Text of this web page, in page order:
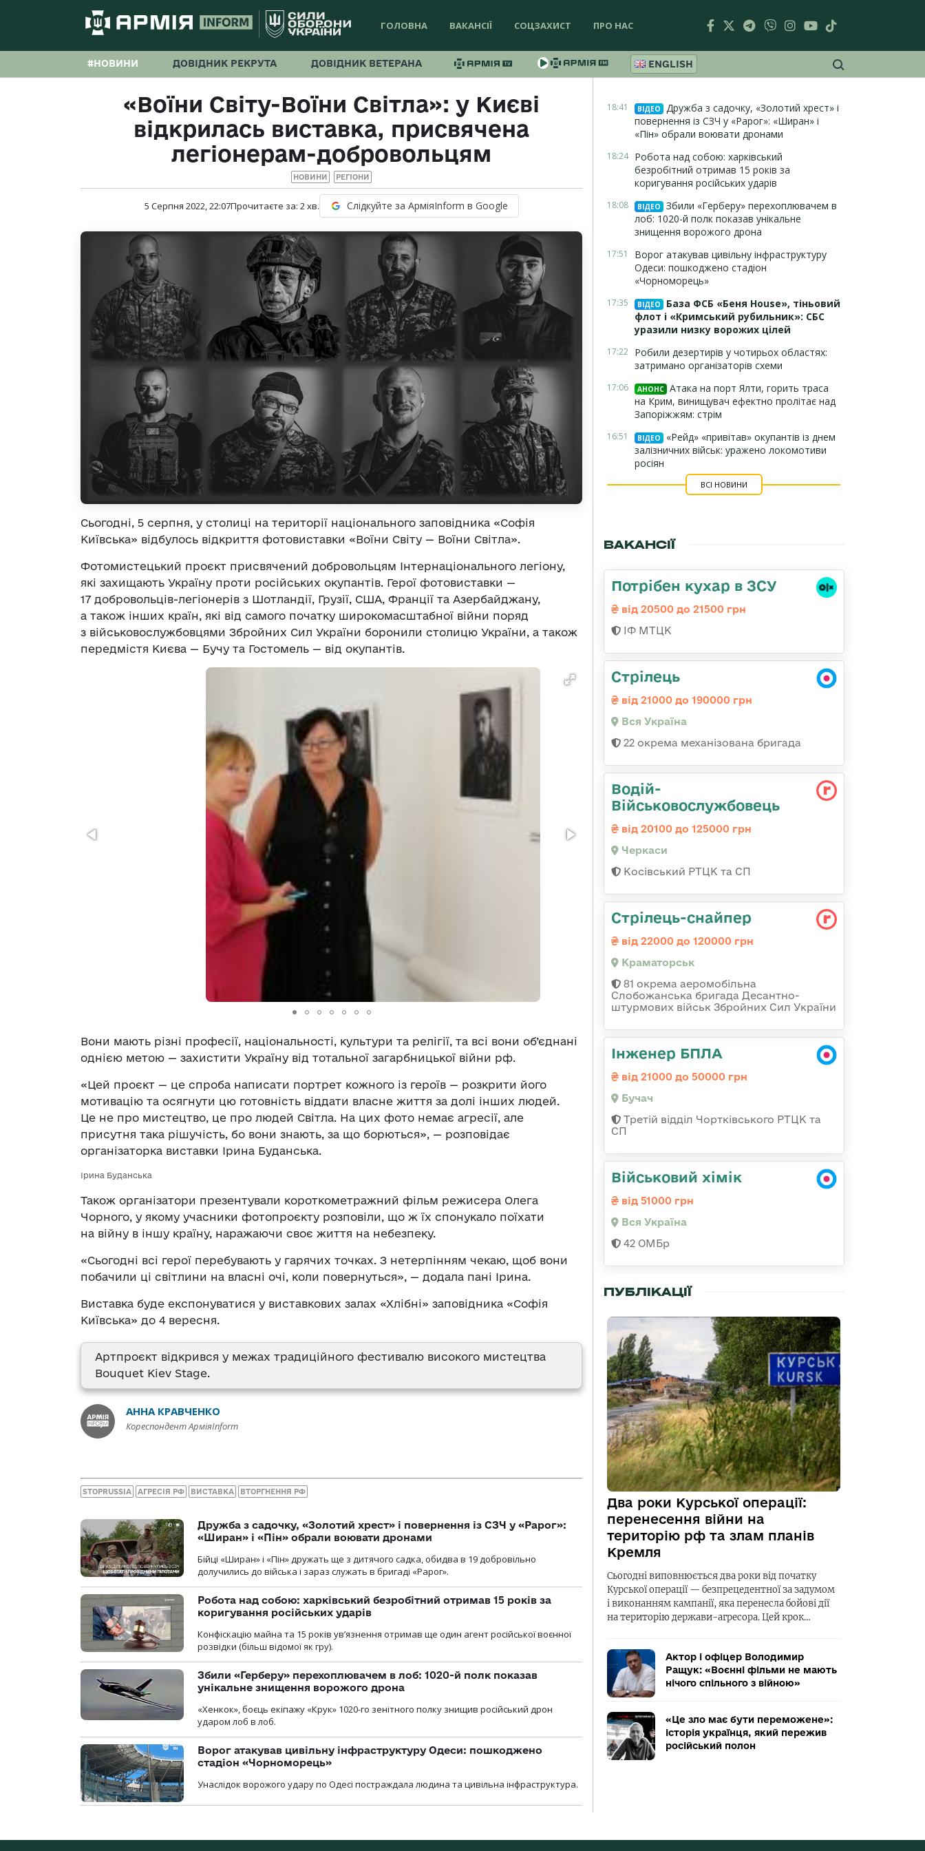
ГОЛОВНА ВАКАНСІЇ СОЦЗАХИСТ ПРО НАС
#НОВИНИ ДОВІДНИК РЕКРУТА ДОВІДНИК ВЕТЕРАНА ENGLISH
«Воїни Світу-Воїни Світла»: у Києві
відкрилась виставка, присвячена
легіонерам-добровольцям
НОВИНИ РЕГІОНИ
5 Серпня 2022, 22:07Прочитаєте за: 2хв. Слідкуйте за АрміяInform в Google
Сьогодні, 5 серпня, у столиці на території національного заповідника «Софія
Київська» відбулось відкриття фотовиставки «Воїни Світу — Воїни Світла».
Фотомистецький проєкт присвячений добровольцям Інтернаціонального легіону,
які захищають Україну проти російських окупантів. Герої фотовиставки —
17 добровольців-легіонерів з Шотландії, Грузії, США, Франції та Азербайджану,
а також інших країн, які від самого початку широкомасштабної війни поряд
з військовослужбовцями Збройних Сил України боронили столицю України, а також
передмістя Києва — Бучу та Гостомель — від окупантів.
Вони мають різні професії, національності, культури та релігії, та всі вони об’єднані
однією метою — захистити Україну від тотальної загарбницької війни рф.
«Цей проєкт — це спроба написати портрет кожного із героїв — розкрити його
мотивацію та осягнути цю готовність віддати власне життя за долі інших людей.
Це не про мистецтво, це про людей Світла. На цих фото немає агресії, але
присутня така рішучість, бо вони знають, за що борються», — розповідає
організаторка виставки Ірина Буданська.
Ірина Буданська
Також організатори презентували короткометражний фільм режисера Олега
Чорного, у якому учасники фотопроєкту розповіли, що ж їх спонукало поїхати
на війну в іншу країну, наражаючи своє життя на небезпеку.
«Сьогодні всі герої перебувають у гарячих точках. З нетерпінням чекаю, щоб вони
побачили ці світлини на власні очі, коли повернуться», — додала пані Ірина.
Виставка буде експонуватися у виставкових залах «Хлібні» заповідника «Софія
Київська» до 4 вересня.
Артпроєкт відкрився у межах традиційного фестивалю високого мистецтва
Bouquet Kiev Stage.
АННА КРАВЧЕНКО
Кореспондент АрміяInform
STOPRUSSIA АГРЕСІЯ РФ ВИСТАВКА ВТОРГНЕННЯ РФ
Дружба з садочку, «Золотий хрест» і повернення із СЗЧ у «Рарог»:
«Ширан» і «Пін» обрали воювати дронами
Бійці «Ширан» і «Пін» дружать ще з дитячого садка, обидва в 19 добровільно
долучились до війська і зараз служать в бригаді «Рарог».
Робота над собою: харківський безробітний отримав 15 років за
коригування російських ударів
Конфіскацію майна та 15 років увʼязнення отримав ще один агент російської воєнної
розвідки (більш відомої як гру).
Збили «Герберу» перехоплювачем в лоб: 1020-й полк показав
унікальне знищення ворожого дрона
«Хенкок», боєць екіпажу «Крук» 1020-го зенітного полку знищив російський дрон
ударом лоб в лоб.
Ворог атакував цивільну інфраструктуру Одеси: пошкоджено
стадіон «Чорноморець»
Унаслідок ворожого удару по Одесі постраждала людина та цивільна інфраструктура.
18:41 ВІДЕО
Дружба з садочку, «Золотий хрест» і
повернення із СЗЧ у «Рарог»: «Ширан» і
«Пін» обрали воювати дронами
18:24 Робота над собою: харківський
безробітний отримав 15 років за
коригування російських ударів
18:08 ВІДЕО
Збили «Герберу» перехоплювачем в
лоб: 1020-й полк показав унікальне
знищення ворожого дрона
17:51
Ворог атакував цивільну інфраструктуру
Одеси: пошкоджено стадіон
«Чорноморець»
17:35 ВІДЕО
База ФСБ «Беня House», тіньовий
флот і «Кримський рубильник»: СБС
уразили низку ворожих цілей
17:22 Робили дезертирів у чотирьох областях:
затримано організаторів схеми
17:06 АНОНС Атака на порт Ялти, горить траса
на Крим, винищувач ефектно пролітає над
Запоріжжям: стрім
16:51 ВІДЕО
«Рейд» «привітав» окупантів із днем
залізничних військ: уражено локомотиви
росіян
ВСІ НОВИНИ
ВАКАНСІЇ
Потрібен кухар в ЗСУ
від 20500 до 21500 грн
ІФ МТЦК
Стрілець
від 21000 до 190000 грн
Вся Україна
22 окрема механізована бригада
Водій-
Військовослужбовець
від 20100 до 125000 грн
Черкаси
Косівський РТЦК та СП
Стрілець-снайпер
від 22000 до 120000 грн
Краматорськ
81 окрема аеромобільна
Слобожанська бригада Десантно-
штурмових військ Збройних Сил України
Інженер БПЛА
від 21000 до 50000 грн
Бучач
Третій відділ Чортківського РТЦК та
СП
Військовий хімік
від 51000 грн
Вся Україна
42 ОМБр
ПУБЛІКАЦІЇ
Два роки Курської операції:
перенесення війни на
територію рф та злам планів
Кремля
Сьогодні виповнюється два роки від початку
Курської операції — безпрецедентної за задумом
і виконанням кампанії, яка перенесла бойові дії
на територію держави-агресора. Цей крок…
Актор і офіцер Володимир
Ращук: «Воєнні фільми не мають
нічого спільного з війною»
«Це зло має бути переможене»:
історія українця, який пережив
російський полон